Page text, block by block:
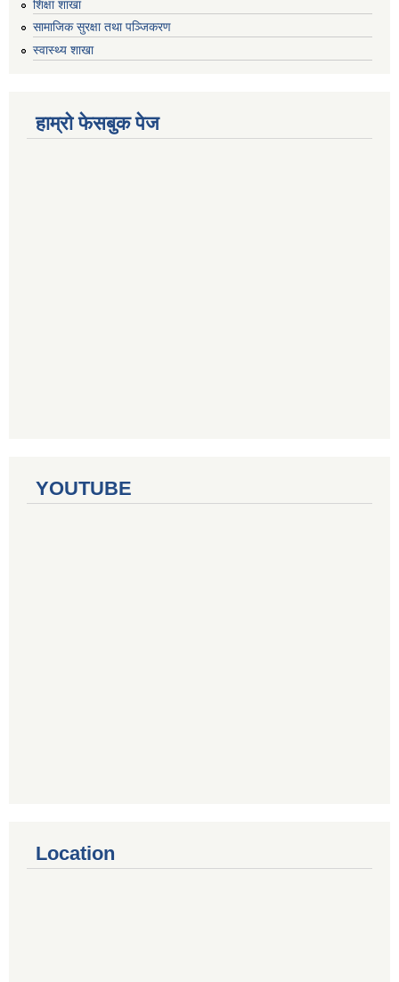
शिक्षा शाखा
सामाजिक सुरक्षा तथा पञ्जिकरण
स्वास्थ्य शाखा
हाम्रो फेसबुक पेज
YOUTUBE
Location